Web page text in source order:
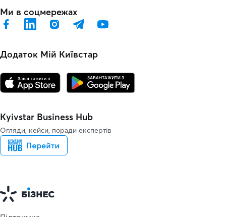
Ми в соцмережах
Додаток Мій Київстар
Kyivstar Business Hub
Огляди, кейси, поради експертів